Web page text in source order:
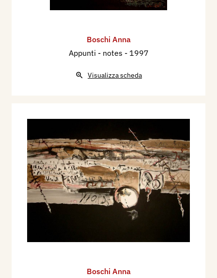
Boschi Anna
Appunti - notes - 1997
Visualizza scheda
Boschi Anna